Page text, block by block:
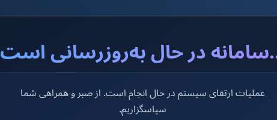
در حال به‌روزرسانی است
عملیات ارتقای سیستم در حال انجام است. از صبر و همراهی شما
سپاسگزاریم.